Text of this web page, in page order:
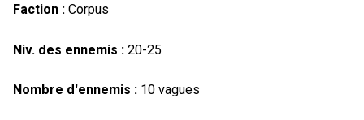
Faction : Corpus
Niv. des ennemis : 20-25
Nombre d'ennemis : 10 vagues